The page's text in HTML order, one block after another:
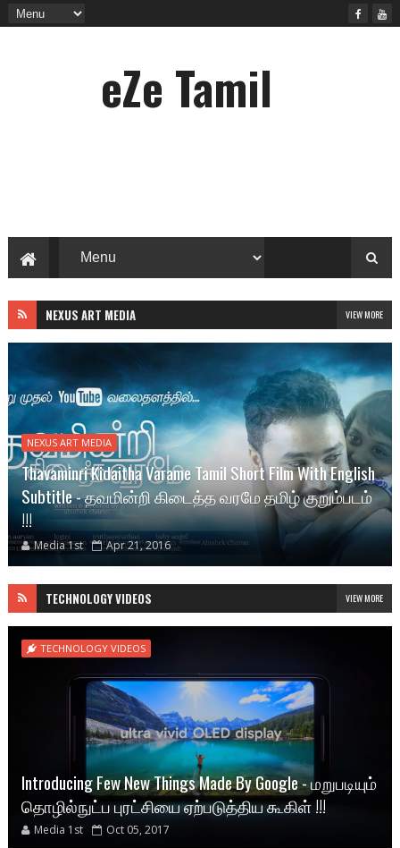
eZe Tamil
NEXUS ART MEDIA VIEW MORE
NEXUS ART MEDIA
Thavaminri Kidaitha Varame Tamil Short Film With English
Subtitle - தவமின்றி கிடைத்த வரமே தமிழ் குறும்படம்
!!!
Media 1st Apr 21, 2016
TECHNOLOGY VIDEOS VIEW MORE
TECHNOLOGY VIDEOS
Introducing Few New Things Made By Google - மறுபடியும்
தொழில்நுட்ப புரட்சியை ஏற்படுத்திய கூகிள் !!!
Media 1st Oct 05, 2017